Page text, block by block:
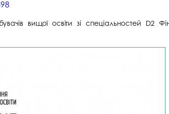
вищої освіти зі спеціальностей D2